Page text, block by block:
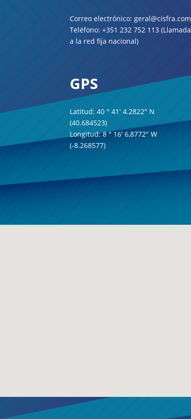
Correo electrónico: geral@cisfra.com
Teléfono: +351 232 752 113 (Llamada
a la red fija nacional)
GPS
Latitud: 40 ° 41' 4.2822" N
(40.684523)
Longitud: 8 ° 16' 6,8772" W
(-8.268577)